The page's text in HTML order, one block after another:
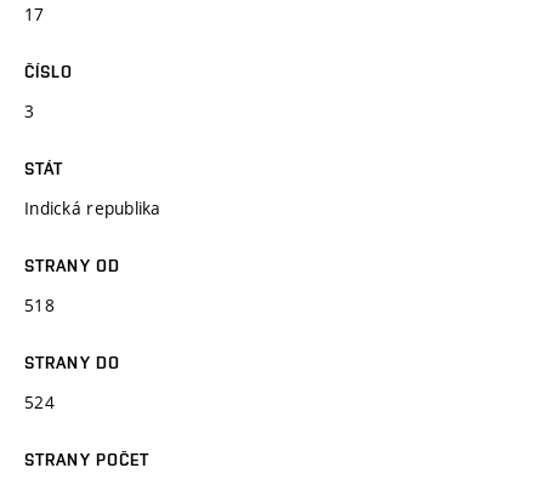
17
ČÍSLO
3
STÁT
Indická republika
STRANY OD
518
STRANY DO
524
STRANY POČET